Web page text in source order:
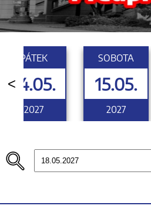
<
PÁTEK
14.05.
2027
SOBOTA
15.05.
2027